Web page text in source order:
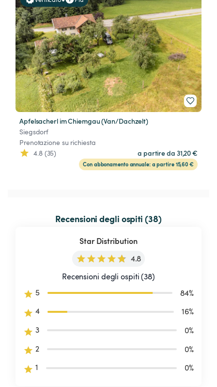
Apfelsacherl im Chiemgau (Van/Dachzelt)
Siegsdorf
Prenotazione su richiesta
4.8 (35)
a partire da 31,20 €
Con abbonamento annuale: a partire 15,60 €
Recensioni degli ospiti (38)
Star Distribution
4.8
Recensioni degli ospiti (38)
5
84%
4
16%
3
0%
2
0%
1
0%